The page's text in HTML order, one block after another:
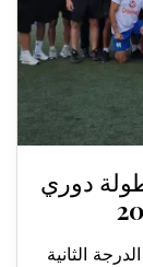
دوري
الثانية